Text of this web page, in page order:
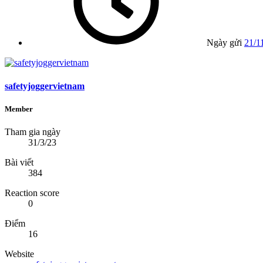
Ngày gửi 21/
safetyjoggervietnam
Member
Tham gia ngày
31/3/23
Bài viết
384
Reaction score
0
Điểm
16
Website